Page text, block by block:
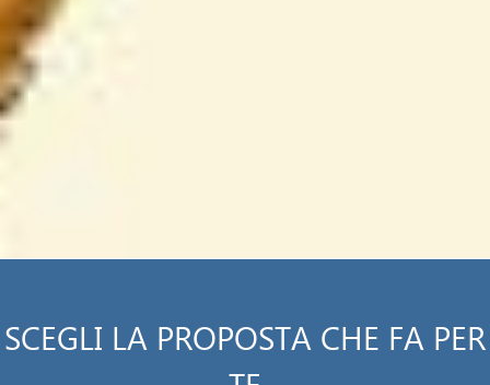
SCEGLI LA PROPOSTA CHE FA PER